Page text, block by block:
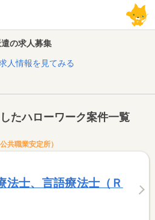
の求人募集
人情報を見てみる
たハローワーク案件一覧
共職業安定所）
法士、言語療法士（Ｒ